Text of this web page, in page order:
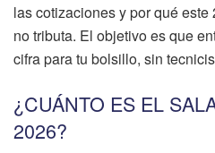
las cotizaciones y por qué
no tributa. El objetivo es que
cifra para tu bolsillo, sin
¿CUÁNTO ES EL
2026?